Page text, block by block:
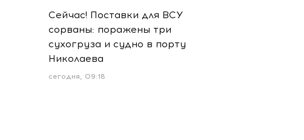
Сейчас! Поставки для ВСУ
сорваны: поражены три
сухогруза и судно в порту
Николаева
сегодня, 09:18